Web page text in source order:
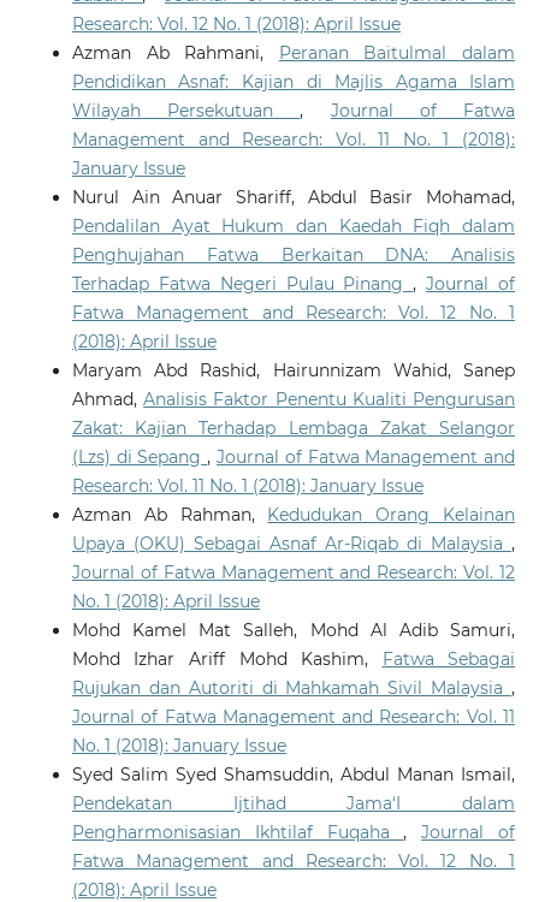
Research: Vol. 12 No. 1 (2018): April Issue
Azman Ab Rahmani, Peranan Baitulmal dalam
Pendidikan Asnaf: Kajian di Majlis Agama Islam
Wilayah Persekutuan, Journal of Fatwa
Management and Research: Vol. 11 No. 1 (2018):
January Issue
Nurul Ain Anuar Shariff, Abdul Basir Mohamad,
Pendalilan Ayat Hukum dan Kaedah Fiqh dalam
Penghujahan Fatwa Berkaitan DNA: Analisis
Terhadap Fatwa Negeri Pulau Pinang,Journal of
Fatwa Management and Research: Vol. 12 No. 1
(2018): April Issue
Maryam Abd Rashid, Hairunnizam Wahid, Sanep
Ahmad,Analisis Faktor Penentu Kualiti Pengurusan
Zakat: Kajian Terhadap Lembaga Zakat Selangor
(Lzs) di Sepang,Journal of Fatwa Management and
Research: Vol. 11 No. 1 (2018): January Issue
Azman Ab Rahman, Kedudukan Orang Kelainan
Upaya (OKU) Sebagai Asnaf Ar-Riqab di Malaysia,
Journal of Fatwa Management and Research: Vol. 12
No. 1 (2018): April Issue
Mohd Kamel Mat Salleh, Mohd Al Adib Samuri,
Mohd Izhar Ariff Mohd Kashim, Fatwa Sebagai
Rujukan dan Autoriti di Mahkamah Sivil Malaysia,
Journal of Fatwa Management and Research: Vol. 11
No. 1 (2018): January Issue
Syed Salim Syed Shamsuddin, Abdul Manan Ismail,
Pendekatan Ijtihad Jama‘I dalam
Pengharmonisasian Ikhtilaf Fuqaha,Journal of
Fatwa Management and Research: Vol. 12 No. 1
(2018): April Issue